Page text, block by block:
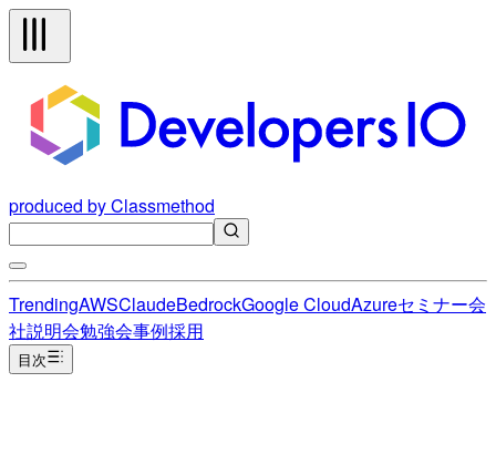
produced by Classmethod
TrendingAWSClaudeBedrockGoogle CloudAzureセミナー会
社説明会勉強会事例採用
目次